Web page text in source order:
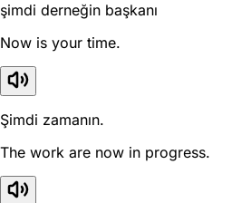
şimdi derneğin başkanı
Now is your time.
Şimdi zamanın.
The work are now in progress.